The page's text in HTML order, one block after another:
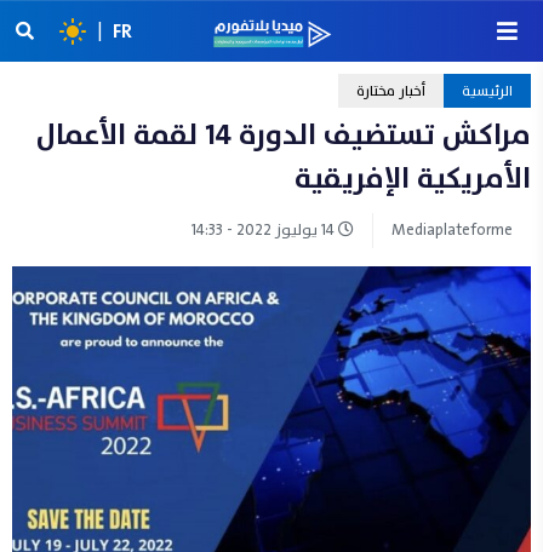
FR
|
الرئيسية أخبار مختارة
مراكش تستضيف الدورة 14 لقمة الأعمال
الأمريكية الإفريقية
Mediaplateforme